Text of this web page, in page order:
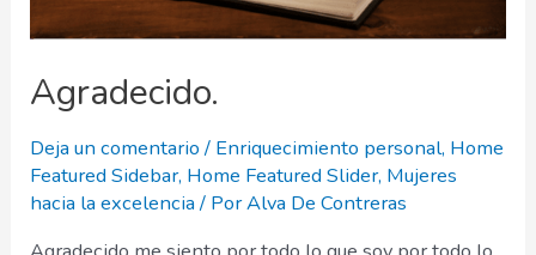
Agradecido.
Deja un comentario / Enriquecimiento personal, Home
Featured Sidebar, Home Featured Slider, Mujeres
hacia la excelencia/ PorAlva De Contreras